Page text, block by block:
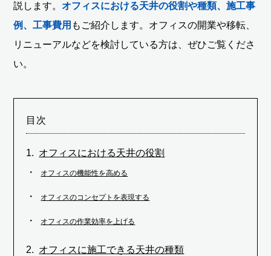
説します。 オフィスにおける天井の役割や種類、施工事
例、工事費用 もご紹介します。オフィスの開業や移転、
リニューアルなどを検討している方は、ぜひご覧くださ
い。
目次
オフィスにおける天井の役割
オフィスの機能性を高める
オフィスのコンセプトを表現する
オフィスの作業効率を上げる
オフィスに施工できる天井の種類